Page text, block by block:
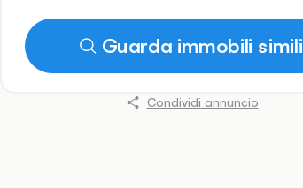
Guarda immobili simili
Condividi annuncio